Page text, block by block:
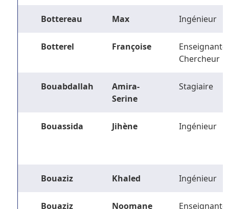
Bottereau Max Ingénieur
Botterel Françoise
Enseignant-
Chercheur
Bouabdallah
Amira-
Serine
Stagiaire
Bouassida Jihène Ingénieur
Bouaziz Khaled Ingénieur
Bouaziz Noomane
Enseignant-